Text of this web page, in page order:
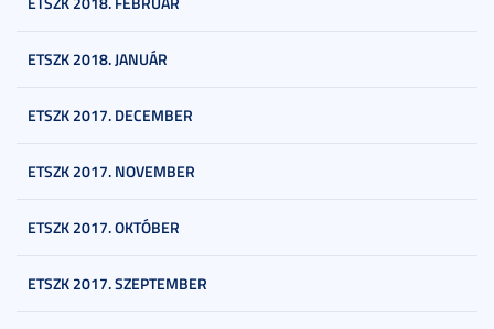
ETSZK 2018. JANUÁR
ETSZK 2017. DECEMBER
ETSZK 2017. NOVEMBER
ETSZK 2017. OKTÓBER
ETSZK 2017. SZEPTEMBER